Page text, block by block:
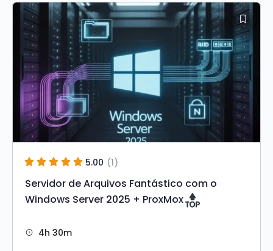
era:
R$ 399,99.
é:
R$ 119,99.
5.00 (1)
Servidor de Arquivos Fantástico com o
Windows Server 2025 + ProxMox
4h 30m